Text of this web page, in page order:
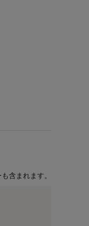
含まれます。